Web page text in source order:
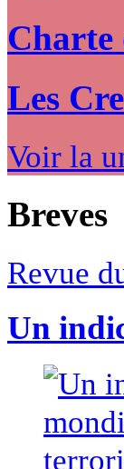
Charte
Les
Voir la
Breves
Revue
Un